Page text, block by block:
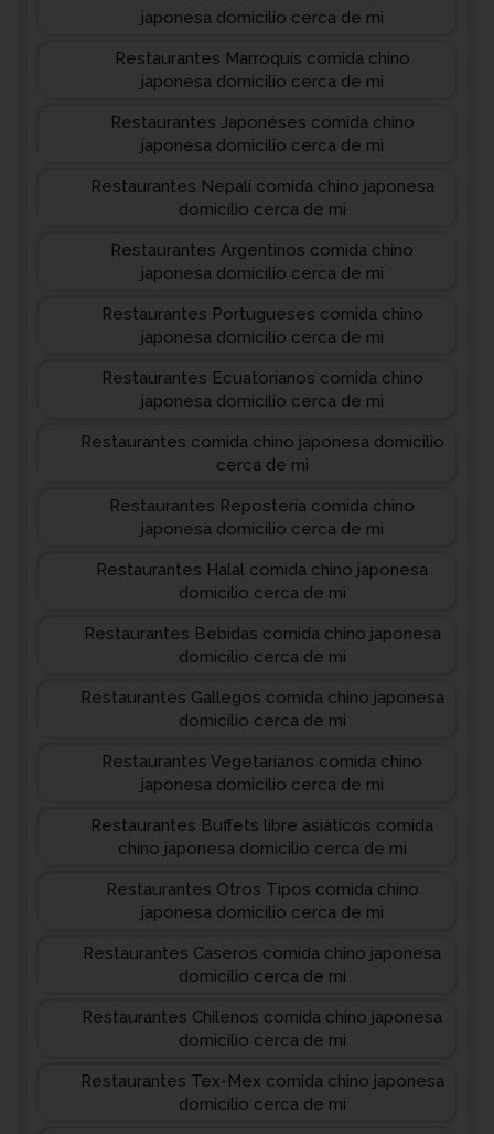
japonesa domicilio cerca de mi
Restaurantes Marroquís comida chino
japonesa domicilio cerca de mi
Restaurantes Japonéses comida chino
japonesa domicilio cerca de mi
Restaurantes Nepalí comida chino japonesa
domicilio cerca de mi
Restaurantes Argentinos comida chino
japonesa domicilio cerca de mi
Restaurantes Portugueses comida chino
japonesa domicilio cerca de mi
Restaurantes Ecuatorianos comida chino
japonesa domicilio cerca de mi
Restaurantes comida chino japonesa domicilio
cerca de mi
Restaurantes Repostería comida chino
japonesa domicilio cerca de mi
Restaurantes Halal comida chino japonesa
domicilio cerca de mi
Restaurantes Bebidas comida chino japonesa
domicilio cerca de mi
Restaurantes Gallegos comida chino japonesa
domicilio cerca de mi
Restaurantes Vegetarianos comida chino
japonesa domicilio cerca de mi
Restaurantes Buffets libre asiáticos comida
chino japonesa domicilio cerca de mi
Restaurantes Otros Tipos comida chino
japonesa domicilio cerca de mi
Restaurantes Caseros comida chino japonesa
domicilio cerca de mi
Restaurantes Chilenos comida chino japonesa
domicilio cerca de mi
Restaurantes Tex-Mex comida chino japonesa
domicilio cerca de mi